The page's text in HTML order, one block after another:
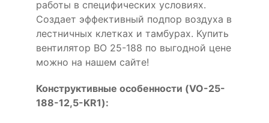
работы в специфических условиях.
Создает эффективный подпор воздуха в
лестничных клетках и тамбурах. Купить
вентилятор ВО 25-188 по выгодной цене
можно на нашем сайте!
Конструктивные особенности (VO-25-
188-12,5-KR1):